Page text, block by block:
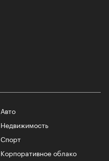
Авто
Недвижимость
Спорт
Корпоративное облако